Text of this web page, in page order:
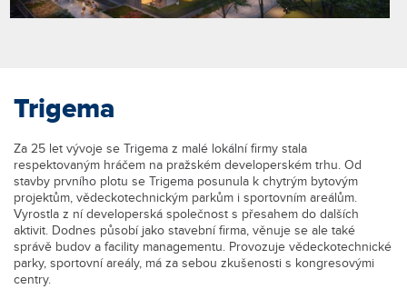
Trigema
Za 25 let vývoje se Trigema z malé lokální firmy stala
respektovaným hráčem na pražském developerském trhu. Od
stavby prvního plotu se Trigema posunula k chytrým bytovým
projektům, vědeckotechnickým parkům i sportovním areálům.
Vyrostla z ní developerská společnost s přesahem do dalších
aktivit. Dodnes působí jako stavební firma, věnuje se ale také
správě budov a facility managementu. Provozuje vědeckotechnické
parky, sportovní areály, má za sebou zkušenosti s kongresovými
centry.